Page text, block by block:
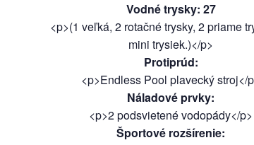
Vodné trysky: 27
<p>(1 veľká, 2 rotačné trysky, 2 priame
mini trysiek.)</p>
Protiprúd:
<p>Endless Pool plavecký stroj</
Náladové prvky:
<p>2 podsvietené vodopády</p>
Športové rozšírenie: